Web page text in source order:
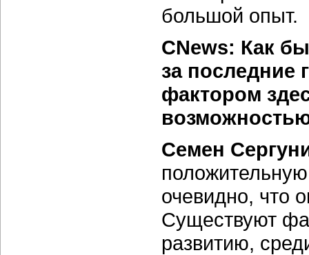
большой опыт.
CNews: Как
за последние
фактором
Семен
очевидно, что
Существуют
развитию,